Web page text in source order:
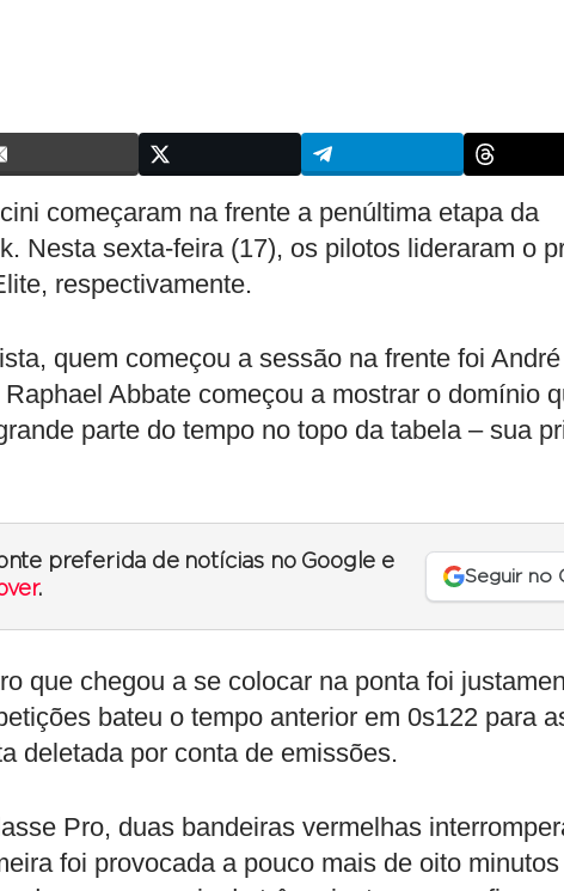
começaram na frente a penúltima etapa da
Nesta sexta-feira (17), os pilotos lideraram o
respectivamente.
quem começou a sessão na frente foi André
Abbate começou a mostrar o domínio
parte do tempo no topo da tabela – sua
preferida de notícias no Google e
.
Seguir no
que chegou a se colocar na ponta foi
bateu o tempo anterior em 0s122 para
deletada por conta de emissões.
Pro, duas bandeiras vermelhas
foi provocada a pouco mais de oito